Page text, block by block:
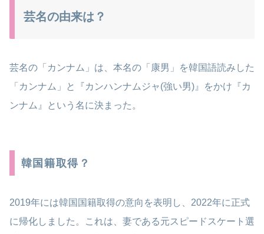
芸名の由来は？
芸名の「カンナム」は、本名の「康男」を韓国語読みした
「カンナム」と『カンハンナムジャ(強い男)』をかけ『カ
ンナム』​という名に決まった。
韓国籍取得？
2019年には韓国国籍取得の意向を表明し、2022年に正式
に帰化しました。​これは、妻である元スピードスケート選